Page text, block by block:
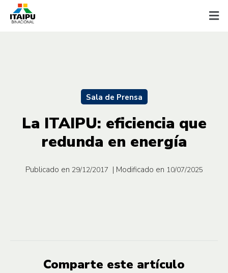
Sala de Prensa
La ITAIPU: eficiencia que
redunda en energía
Publicado en 29/12/2017 | Modificado en 10/07/2025
Comparte este artículo